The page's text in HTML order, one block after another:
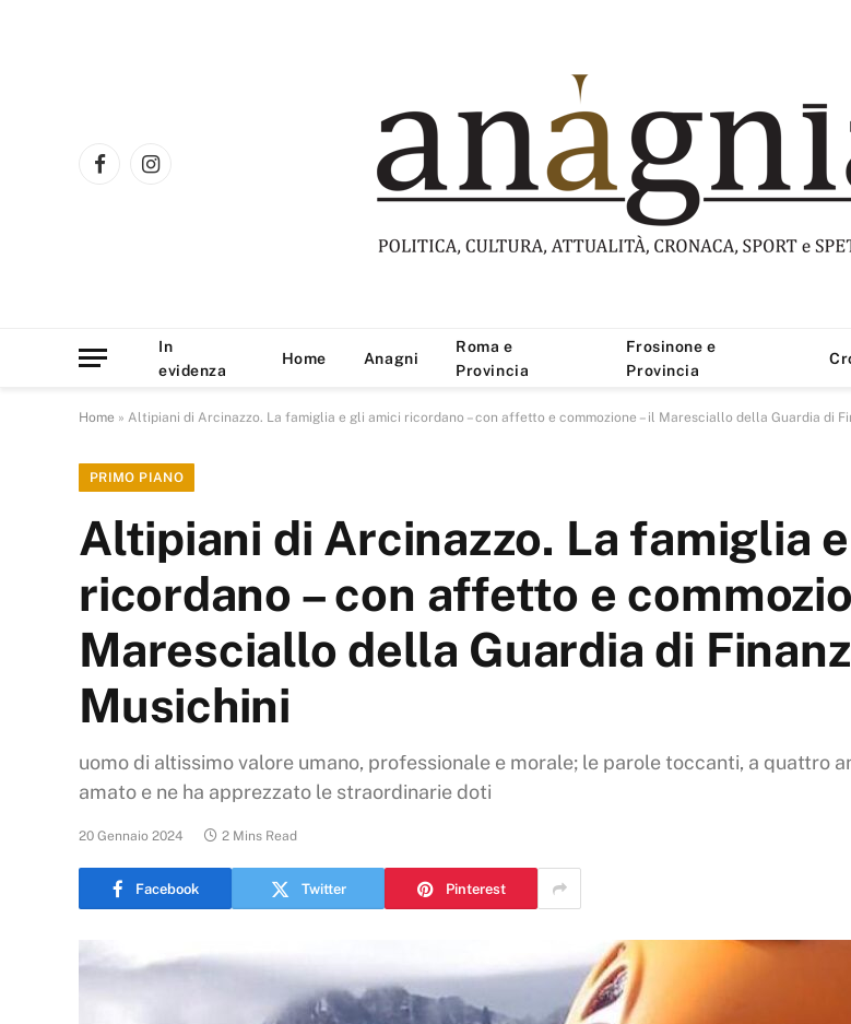
FacebookInstagram
In
evidenza
Home Anagni
Roma e
Provincia
Frosinone e
Provincia
Home » Altipiani di Arcinazzo. La famiglia e gli amici ricordano – con affetto e commozione – il Maresciallo della Guardia di
PRIMO PIANO
Altipiani di Arcinazzo. La famiglia
ricordano – con affetto e
Maresciallo della Guardia di
Musichini
uomo di altissimo valore umano, professionale e morale; le parole toccanti, a quattro
amato e ne ha apprezzato le straordinarie doti
20 Gennaio 2024 2 Mins Read
Facebook Twitter Pinterest